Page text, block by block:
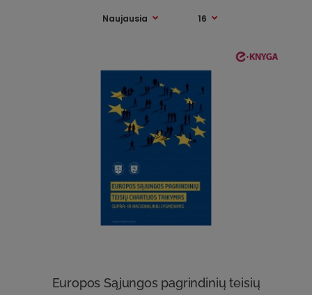
Europos Sąjungos pagrindinių teisių